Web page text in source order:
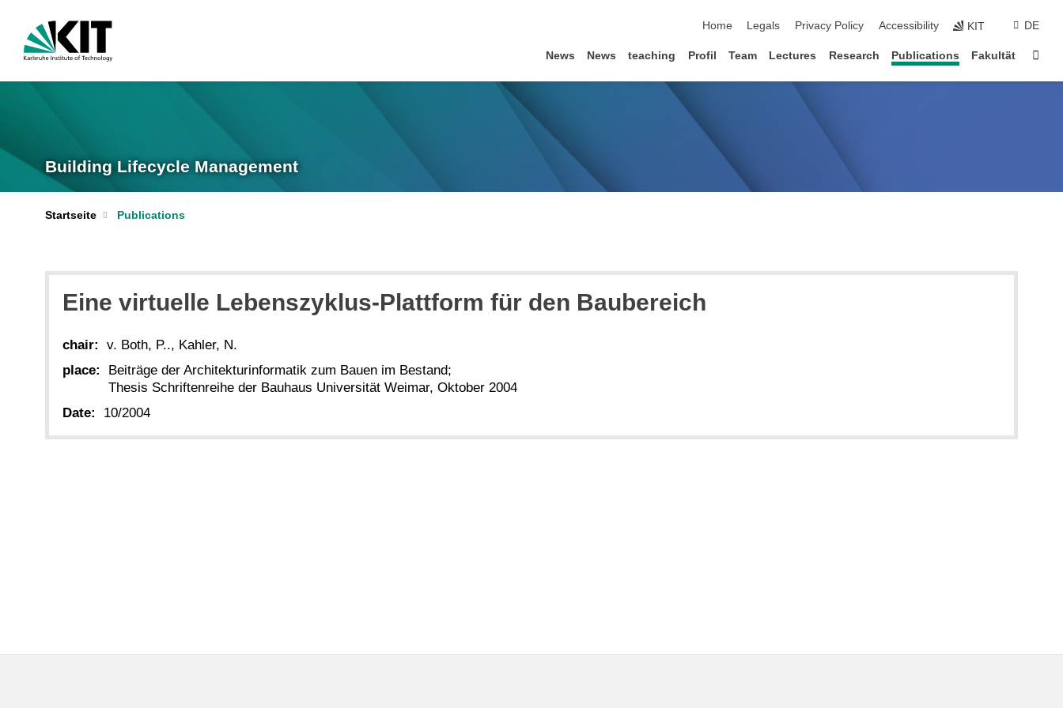
Home
Legals Privacy Policy Accessibility KIT DE
News News teaching Profil Team Lectures Research Publications Fakultät
Building Lifecycle Management
Startseite Publications
Eine virtuelle Lebenszyklus-Plattform für den Baubereich
chair:
v. Both, P.., Kahler, N.
place:
Beiträge der Architekturinformatik zum Bauen im Bestand;
Thesis Schriftenreihe der Bauhaus Universität Weimar, Oktober 2004
Date:
10/2004